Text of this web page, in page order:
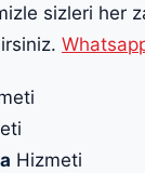
sizleri her
Hizmeti